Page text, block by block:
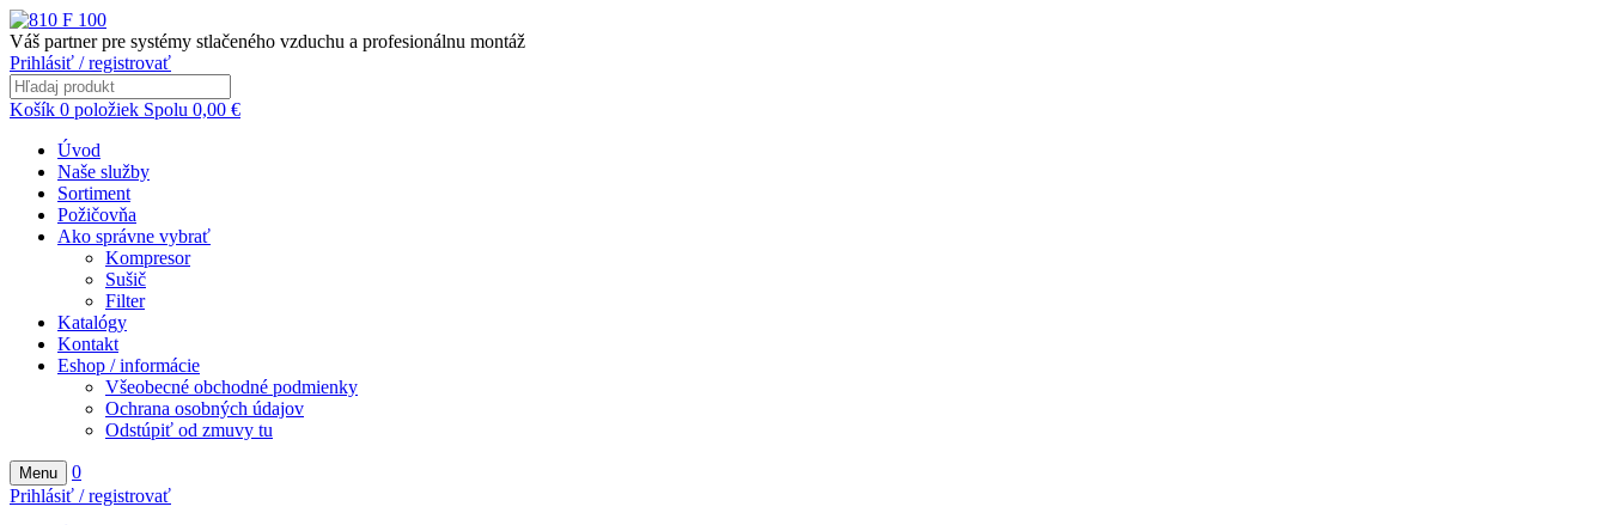
Váš partner pre systémy stlačeného vzduchu a profesionálnu montáž
Prihlásiť / registrovať
Košík 0 položiek Spolu 0,00 €
Úvod
Naše služby
Sortiment
Požičovňa
Ako správne vybrať
Kompresor
Sušič
Filter
Katalógy
Kontakt
Eshop / informácie
Všeobecné obchodné podmienky
Ochrana osobných údajov
Odstúpiť od zmuvy tu
Menu
0
Prihlásiť / registrovať